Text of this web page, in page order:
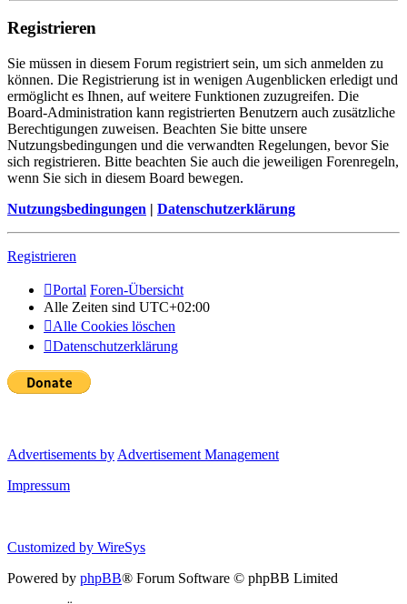
Registrieren
Sie müssen in diesem Forum registriert sein, um sich anmelden zu
können. Die Registrierung ist in wenigen Augenblicken erledigt und
ermöglicht es Ihnen, auf weitere Funktionen zuzugreifen. Die
Board-Administration kann registrierten Benutzern auch zusätzliche
Berechtigungen zuweisen. Beachten Sie bitte unsere
Nutzungsbedingungen und die verwandten Regelungen, bevor Sie
sich registrieren. Bitte beachten Sie auch die jeweiligen Forenregeln,
wenn Sie sich in diesem Board bewegen.
Nutzungsbedingungen | Datenschutzerklärung
Registrieren
Portal Foren-Übersicht
Alle Zeiten sind UTC+02:00
Alle Cookies löschen
Datenschutzerklärung
Advertisements by Advertisement Management
Impressum
Customized by WireSys
Powered by phpBB® Forum Software © phpBB Limited